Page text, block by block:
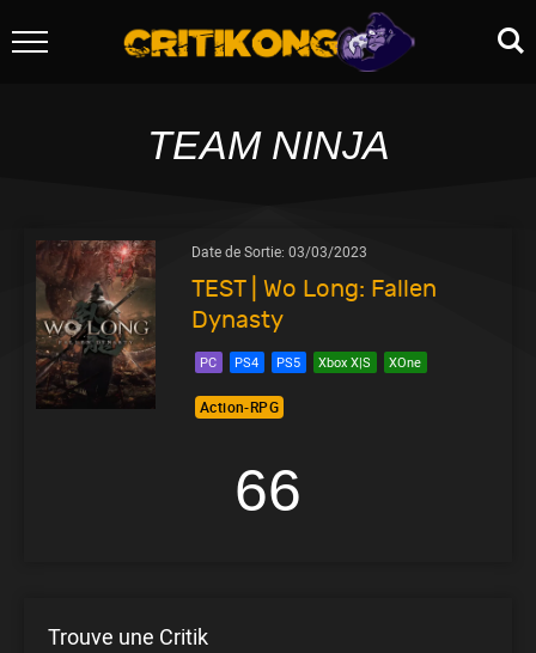
TEAM NINJA
Date de Sortie: 03/03/2023
TEST | Wo Long: Fallen
Dynasty
PC PS4 PS5 Xbox X|S XOne
Action-RPG
66
Trouve une Critik